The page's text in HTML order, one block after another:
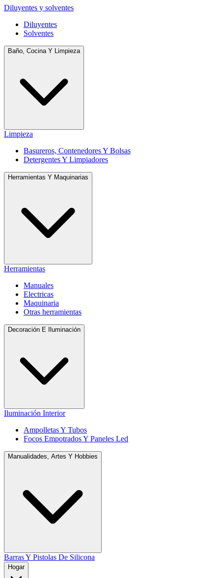
Diluyentes y solventes
Diluyentes
Solventes
Baño, Cocina Y Limpieza
Limpieza
Basureros, Contenedores Y Bolsas
Detergentes Y Limpiadores
Herramientas Y Maquinarias
Herramientas
Manuales
Electricas
Maquinaria
Otras herramientas
Decoración E Iluminación
Iluminación Interior
Ampolletas Y Tubos
Focos Empotrados Y Paneles Led
Manualidades, Artes Y Hobbies
Barras Y Pistolas De Silicona
Hogar